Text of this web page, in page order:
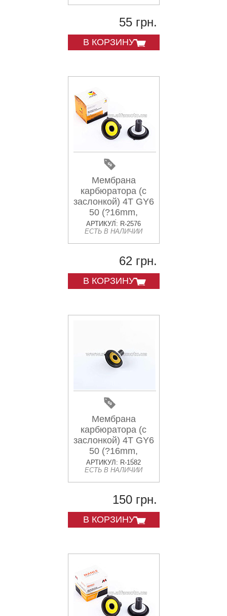
55 грн.
В КОРЗИНУ
Мембрана
карбюратора (с
заслонкой) 4T GY6
50 (?16mm,
основная) HORZA
АРТИКУЛ: R-2576
ЕСТЬ В НАЛИЧИИ
62 грн.
В КОРЗИНУ
Мембрана
карбюратора (с
заслонкой) 4T GY6
50 (?16mm,
основная)
KOMATCU
АРТИКУЛ: R-1582
ЕСТЬ В НАЛИЧИИ
150 грн.
В КОРЗИНУ